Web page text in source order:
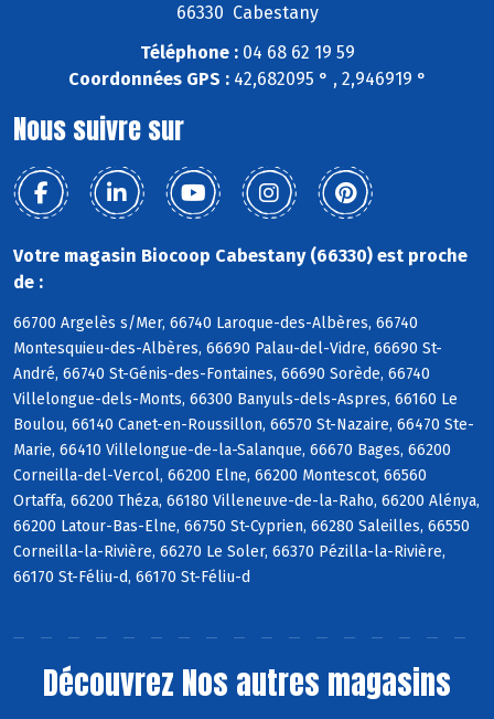
66330 Cabestany
Téléphone :04 68 62 19 59
Coordonnées GPS :42,682095 ° , 2,946919 °
Nous suivre sur
Votre magasin Biocoop Cabestany (66330) est proche
de :
66700 Argelès s/Mer, 66740 Laroque-des-Albères, 66740
Montesquieu-des-Albères, 66690 Palau-del-Vidre, 66690 St-
André, 66740 St-Génis-des-Fontaines, 66690 Sorède, 66740
Villelongue-dels-Monts, 66300 Banyuls-dels-Aspres, 66160 Le
Boulou, 66140 Canet-en-Roussillon, 66570 St-Nazaire, 66470 Ste-
Marie, 66410 Villelongue-de-la-Salanque, 66670 Bages, 66200
Corneilla-del-Vercol, 66200 Elne, 66200 Montescot, 66560
Ortaffa, 66200 Théza, 66180 Villeneuve-de-la-Raho, 66200 Alénya,
66200 Latour-Bas-Elne, 66750 St-Cyprien, 66280 Saleilles, 66550
Corneilla-la-Rivière, 66270 Le Soler, 66370 Pézilla-la-Rivière,
66170 St-Féliu-d, 66170 St-Féliu-d
Découvrez Nos autres magasins